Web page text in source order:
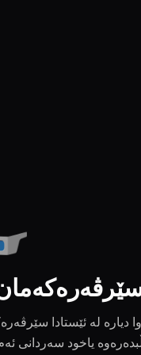
وا دیارە لە ئێستادا
یاخود سەردانی